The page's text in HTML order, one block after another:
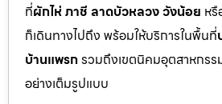
ที่ผักไห่ ภาชี ลาดบัวหลวง วังน้อย หรื
ก็เดินทางไปถึง พร้อมให้บริการในพื้นที่
บ้านแพรกรวมถึงเขตนิคมอุตสาหกรร
อย่างเต็มรูปแบบ